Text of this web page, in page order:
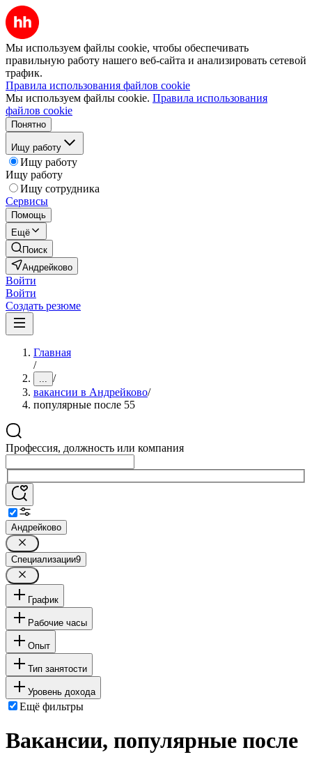
Мы используем файлы cookie, чтобы обеспечивать
правильную работу нашего веб-сайта и анализировать сетевой
трафик.
Правила использования файлов cookie
Мы используем файлы cookie. Правила использования
файлов cookie
Понятно
Ищу работу
Ищу работу
Ищу работу
Ищу сотрудника
Сервисы
Помощь
Ещё
Поиск
Андрейково
Войти
Войти
Создать резюме
Главная
/
... /
вакансии в Андрейково/
популярные после 55
Профессия, должность или компания
Андрейково
Специализации9
График
Рабочие часы
Опыт
Тип занятости
Уровень дохода
Ещё фильтры
Вакансии, популярные после